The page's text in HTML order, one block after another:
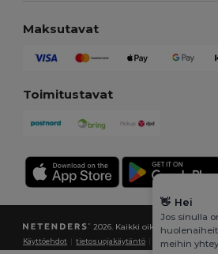
Maksutavat
Toimitustavat
2026. Kaikki oikeudet
Käyttöehdot |tietosuojakäytäntö Evästekäytäntö
👋 Hei
Jos sinulla
meihin